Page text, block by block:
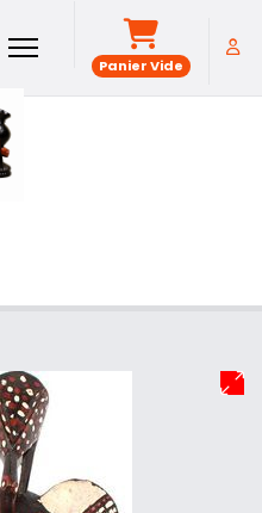
Panier Vide